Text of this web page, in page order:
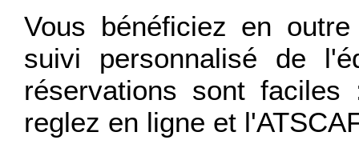
Vous bénéficiez en
suivi personnalisé de
réservations sont
reglez en ligne et